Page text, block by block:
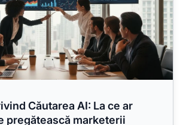
Căutarea AI: La ce ar
pregătească marketerii